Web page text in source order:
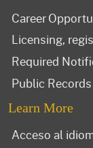
Career
Licensing,
Required
Public
Learn More
Acceso al